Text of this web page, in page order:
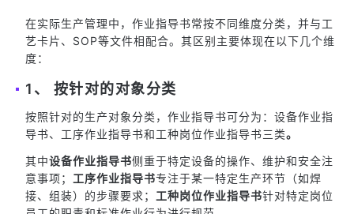
在实际生产管理中，作业指导书常按不同维度分类，并与工
艺卡片、SOP等文件相配合。其区别主要体现在以下几个维
度：
1、 按针对的对象分类
按照针对的生产对象分类，作业指导书可分为：设备作业指
导书、工序作业指导书和工种岗位作业指导书三类。
其中设备作业指导书侧重于特定设备的操作、维护和安全注
意事项； 工序作业指导书专注于某一特定生产环节（如焊
接、组装）的步骤要求； 工种岗位作业指导书针对特定岗位